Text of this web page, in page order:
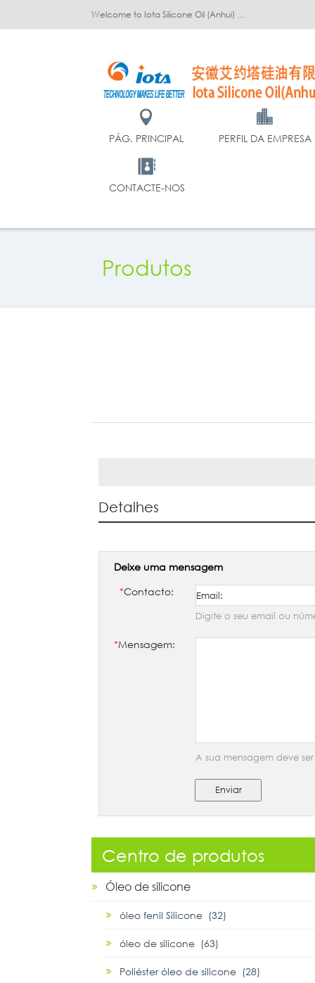
Welcome to Iota Silicone Oil (Anhui) Co., Ltd.!
PÁG. PRINCIPAL PERFIL DA EMPRESA
CONTACTE-NOS
Produtos
Detalhes
Deixe uma mensagem
*Contacto:
Digite o seu email ou
*Mensagem:
A sua mensagem deve
Enviar
Centro de produtos
Óleo de silicone
óleo fenil Silicone (32)
óleo de silicone (63)
Poliéster óleo de silicone (28)